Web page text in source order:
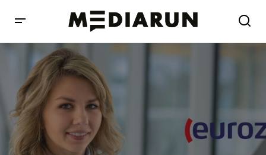
Radio ZET z nową Brand Manager